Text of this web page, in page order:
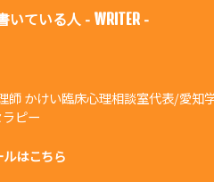
いている人 - WRITER -
師 かけい臨床心理相談室代表/愛知
ピー
はこちら